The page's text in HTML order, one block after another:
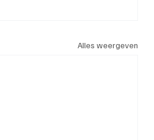
Alles weergeven